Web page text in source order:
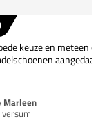
keuze en meteen
Marleen